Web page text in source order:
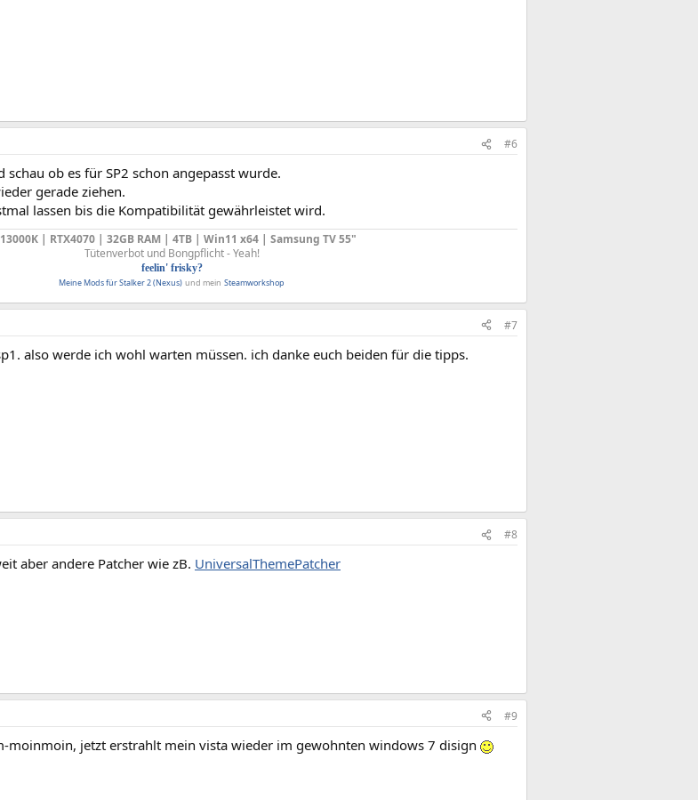
#6
schau ob es für SP2 schon angepasst wurde.
gerade ziehen.
lassen bis die Kompatibilität gewährleistet wird.
| RTX4070 | 32GB RAM | 4TB | Win11 x64 | Samsung TV 55"
Tütenverbot und Bongpflicht - Yeah!
feelin' frisky?
Meine Mods für Stalker 2 (Nexus) und mein Steamworkshop
#7
also werde ich wohl warten müssen. ich danke euch beiden für die tipps.
#8
aber andere Patcher wie zB. UniversalThemePatcher
#9
moinmoin, jetzt erstrahlt mein vista wieder im gewohnten windows 7 disign